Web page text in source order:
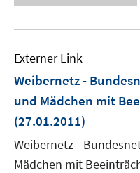
Externer Link
Weibernetz -
und Mädchen mit
(27.01.2011)
Weibernetz -
Mädchen mit